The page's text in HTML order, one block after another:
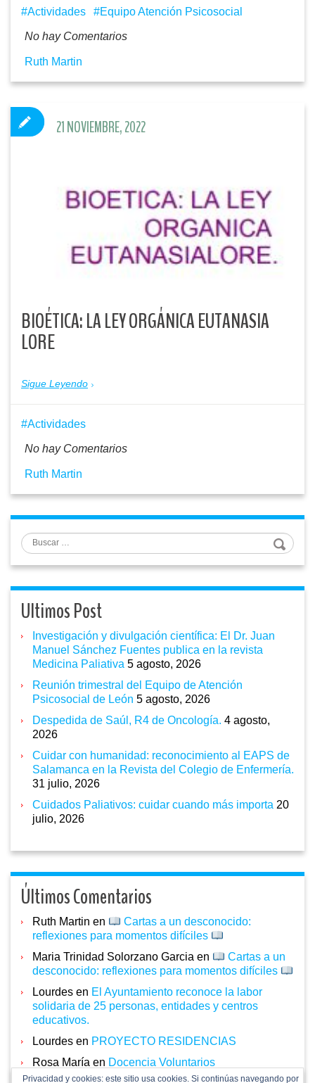
Actividades Equipo Atención Psicosocial
No hay Comentarios
Ruth Martin
BIOÉTICA: LA LEY ORGÁNICA EUTANASIA
LORE
Sigue Leyendo
21 NOVIEMBRE, 2022
Actividades
No hay Comentarios
Ruth Martin
Buscar
Ultimos Post
Investigación y divulgación científica: El Dr. Juan
Manuel Sánchez Fuentes publica en la revista
Medicina Paliativa 5 agosto, 2026
Reunión trimestral del Equipo de Atención
Psicosocial de León 5 agosto, 2026
Despedida de Saúl, R4 de Oncología. 4 agosto,
2026
Cuidar con humanidad: reconocimiento al EAPS de
Salamanca en la Revista del Colegio de Enfermería.
31 julio, 2026
Cuidados Paliativos: cuidar cuando más importa 20
julio, 2026
Últimos Comentarios
Ruth Martin en
Cartas a un desconocido:
reflexiones para momentos difíciles
Maria Trinidad Solorzano Garcia en
Cartas a un
desconocido: reflexiones para momentos difíciles
Lourdes en El Ayuntamiento reconoce la labor
solidaria de 25 personas, entidades y centros
educativos.
Lourdes en PROYECTO RESIDENCIAS
Rosa María en Docencia Voluntarios
Privacidad y cookies: este sitio usa cookies. Si continúas navegando por